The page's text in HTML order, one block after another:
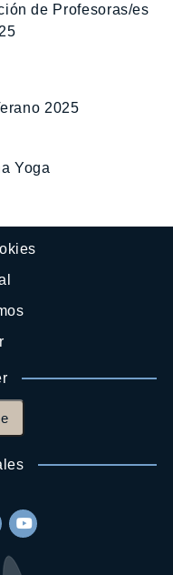
de Profesoras/es
2025
Yoga